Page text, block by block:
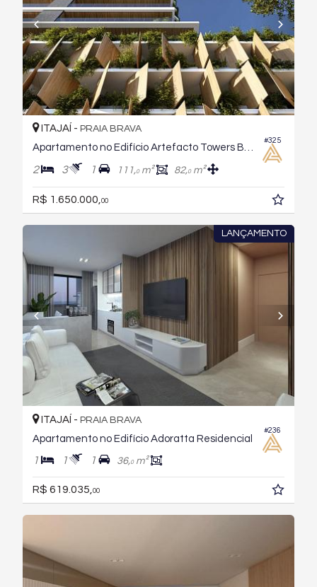
#325
ITAJAÍ - PRAIA BRAVA
Apartamento no Edifício Artefacto Towers By Ck
2 3 1 111,0m² 82,0m²
R$ 1.650.000,00
LANÇAMENTO
#236
ITAJAÍ - PRAIA BRAVA
Apartamento no Edifício Adoratta Residencial
1 1 1 36,0m²
R$ 619.035, 00